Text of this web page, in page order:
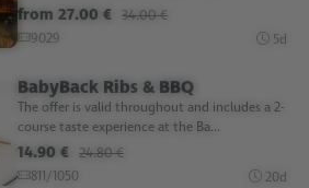
from 27.00 € 34.00 €
9029
5d
BabyBack Ribs & BBQ
The offer is valid throughout and includes a 2-
course taste experience at the Ba...
14.90 € 24.80 €
811/1050
20d